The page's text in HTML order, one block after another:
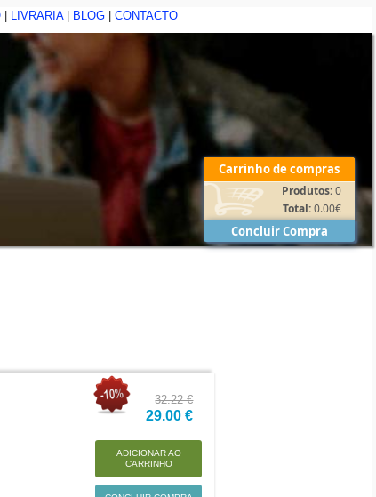
LIVRARIA| BLOG CONTACTO
Carrinho de compras
Produtos:0
Total:0.00€
Concluir Compra
32.22 €
29.00 €
ADICIONAR AO
CARRINHO